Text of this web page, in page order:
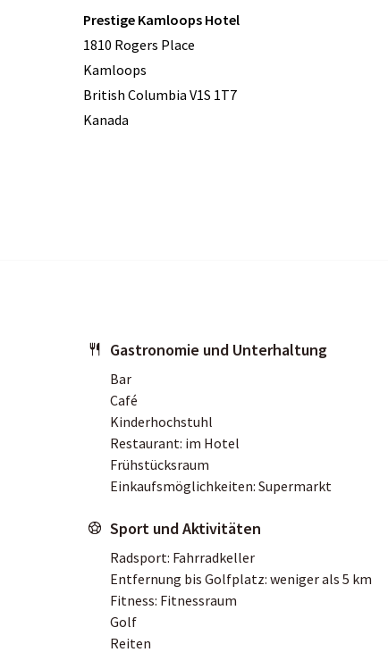
Prestige Kamloops Hotel
1810 Rogers Place
Kamloops
British Columbia V1S 1T7
Kanada
Gastronomie und Unterhaltung
Bar
Café
Kinderhochstuhl
Restaurant: im Hotel
Frühstücksraum
Einkaufsmöglichkeiten: Supermarkt
Sport und Aktivitäten
Radsport: Fahrradkeller
Entfernung bis Golfplatz: weniger als 5 km
Fitness: Fitnessraum
Golf
Reiten